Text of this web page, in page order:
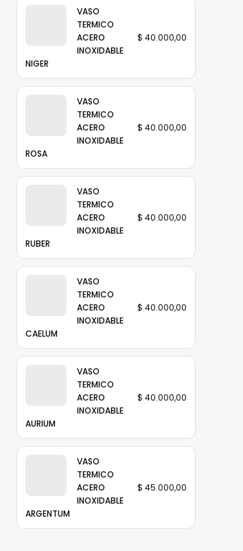
VASO
TERMICO
ACERO
INOXIDABLE
NIGER
$ 40.000,00
VASO
TERMICO
ACERO
INOXIDABLE
ROSA
$ 40.000,00
VASO
TERMICO
ACERO
INOXIDABLE
RUBER
$ 40.000,00
VASO
TERMICO
ACERO
INOXIDABLE
CAELUM
$ 40.000,00
VASO
TERMICO
ACERO
INOXIDABLE
AURIUM
$ 40.000,00
VASO
TERMICO
ACERO
INOXIDABLE
ARGENTUM
$ 45.000,00